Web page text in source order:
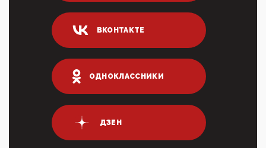
04:47, 10 Апреля 2026
ИНН для переводов по СБП это первый шаг из
логических двухЗаполнение ИНН при любых
переводах по ...
03:35, 10 Апреля 2026
Суммарное вознаграждение менеджменту в 15
крупных банках по итогам 2025 года превысило 63
03:01, 10 Апреля 2026
Террорист и убийца Буданов вальяжно сообщил,
что союзники просили Киев не наносить удары по
ВКОНТАКТЕ
ОДНОКЛАССНИКИ
ДЗЕН